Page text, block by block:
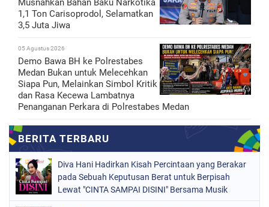
Musnahkan Bahan Baku Narkotika
1,1 Ton Carisoprodol, Selamatkan
3,5 Juta Jiwa
05 Agustus 2026
Demo Bawa BH ke Polrestabes
Medan Bukan untuk Melecehkan
Siapa Pun, Melainkan Simbol Kritik
dan Rasa Kecewa Lambatnya
Penanganan Perkara di Polrestabes Medan
Diva Hani Hadirkan Kisah Percintaan yang Berakar
pada Sebuah Keputusan Berat untuk Berpisah
Lewat "CINTA SAMPAI DISINI" Bersama Musik